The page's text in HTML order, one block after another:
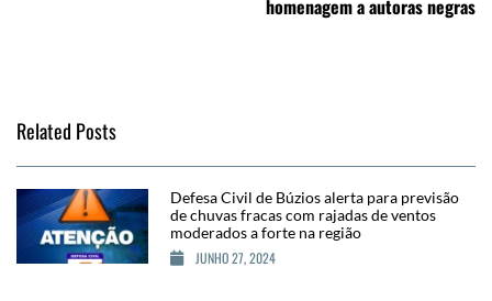
homenagem a autoras negras
Related Posts
Defesa Civil de Búzios alerta para previsão
de chuvas fracas com rajadas de ventos
moderados a forte na região
JUNHO 27, 2024